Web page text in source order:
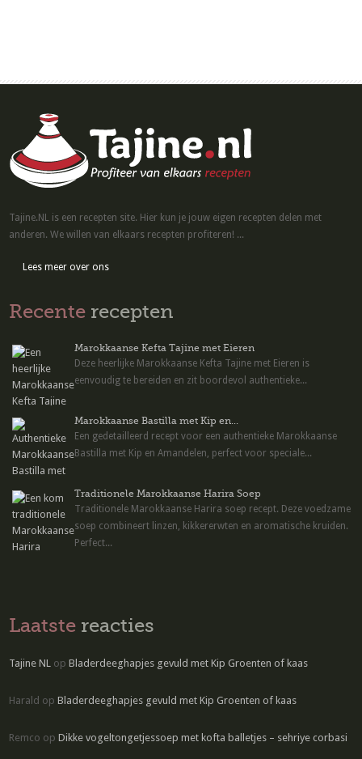
Tajine.NL is een recepten site. Hier kun je jouw eigen recepten delen met
anderen. We willen van elkaars recepten profiteren! ...
Lees meer over ons
Recente recepten
Marokkaanse Kefta Tajine met Eieren
Deze heerlijke Marokkaanse Kefta Tajine met Eieren is
eenvoudig te bereiden en zit boordevol authentieke...
Marokkaanse Bastilla met Kip en...
Een gedetailleerd recept voor een authentieke Marokkaanse
Bastilla met Kip en Amandelen, perfect voor speciale...
Traditionele Marokkaanse Harira Soep
Traditionele Marokkaanse Harira soep recept. Deze voedzame
soep combineert linzen, kikkererwten en aromatische kruiden.
Perfect...
Laatste reacties
Tajine NL opBladerdeeghapjes gevuld met Kip Groenten of kaas
Harald opBladerdeeghapjes gevuld met Kip Groenten of kaas
Remco opDikke vogeltongetjessoep met kofta balletjes – sehriye corbasi